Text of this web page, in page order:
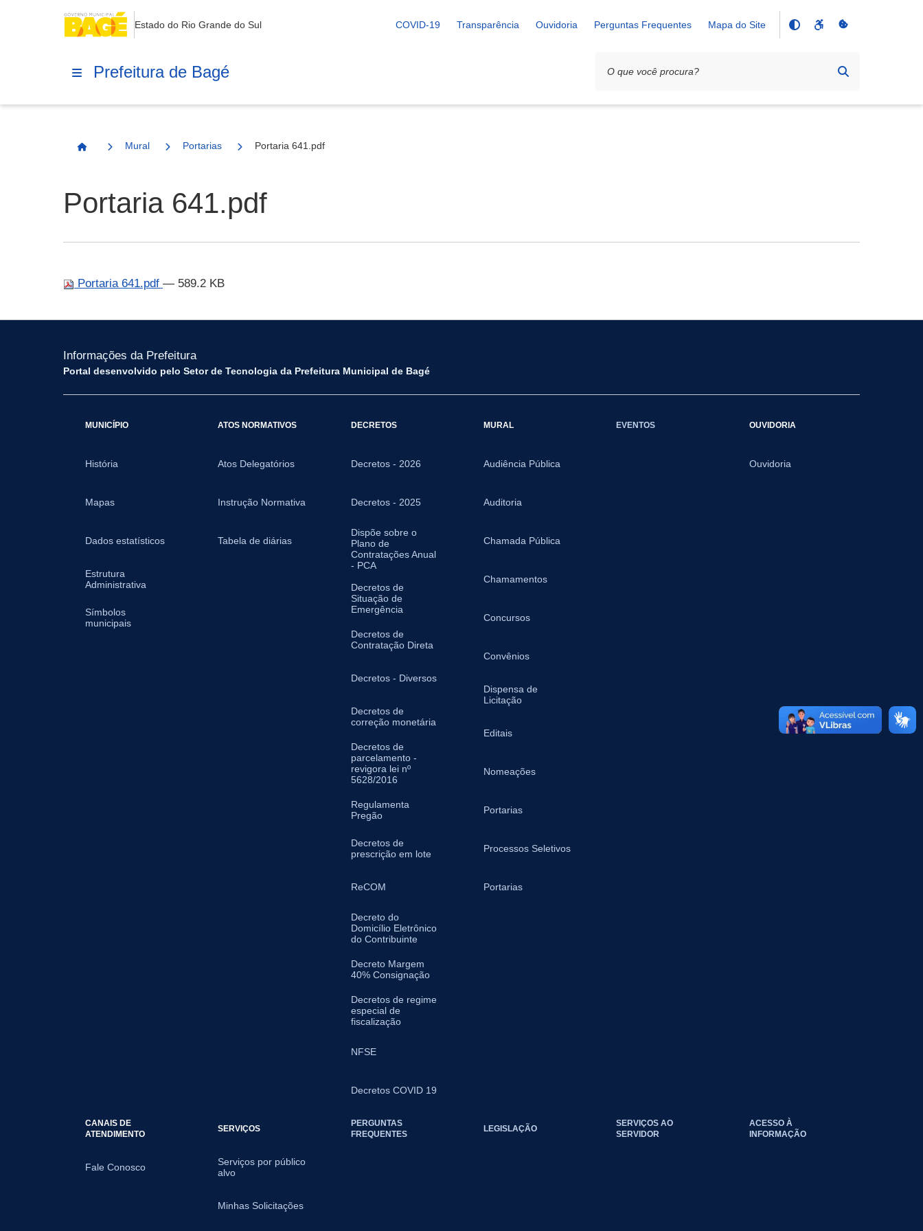
Estado do Rio Grande do Sul COVID-19 Transparência Ouvidoria Perguntas Frequentes Mapa do Site
Prefeitura de Bagé
Página Inicial
Mural Portarias Portaria 641.pdf
Portaria 641.pdf
Portaria 641.pdf — 589.2 KB
Informações da Prefeitura
Portal desenvolvido pelo Setor de Tecnologia da Prefeitura Municipal de Bagé
MUNICÍPIO
História
Mapas
Dados estatísticos
Estrutura
Administrativa
Símbolos
municipais
ATOS NORMATIVOS
Atos Delegatórios
Instrução Normativa
Tabela de diárias
DECRETOS
Decretos - 2026
Decretos - 2025
Dispõe sobre o
Plano de
Contratações Anual
- PCA
Decretos de
Situação de
Emergência
Decretos de
Contratação Direta
Decretos - Diversos
Decretos de
correção monetária
Decretos de
parcelamento -
revigora lei nº
5628/2016
Regulamenta
Pregão
Decretos de
prescrição em lote
ReCOM
Decreto do
Domicílio Eletrônico
do Contribuinte
Decreto Margem
40% Consignação
Decretos de regime
especial de
fiscalização
NFSE
Decretos COVID 19
MURAL
Audiência Pública
Auditoria
Chamada Pública
Chamamentos
Concursos
Convênios
Dispensa de
Licitação
Editais
Nomeações
Portarias
Processos Seletivos
Portarias
EVENTOS OUVIDORIA
Ouvidoria
CANAIS DE
ATENDIMENTO
Fale Conosco
SERVIÇOS
Serviços por público
alvo
Minhas Solicitações
PERGUNTAS
FREQUENTES
LEGISLAÇÃO
SERVIÇOS AO
SERVIDOR
ACESSO À
INFORMAÇÃO